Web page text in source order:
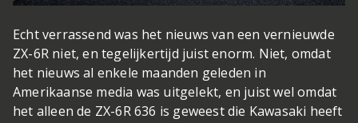
Echt verrassend was het nieuws van een vernieuwde
ZX-6R niet, en tegelijkertijd juist enorm. Niet, omdat
het nieuws al enkele maanden geleden in
Amerikaanse media was uitgelekt, en juist wel omdat
het alleen de ZX-6R 636 is geweest die Kawasaki heeft